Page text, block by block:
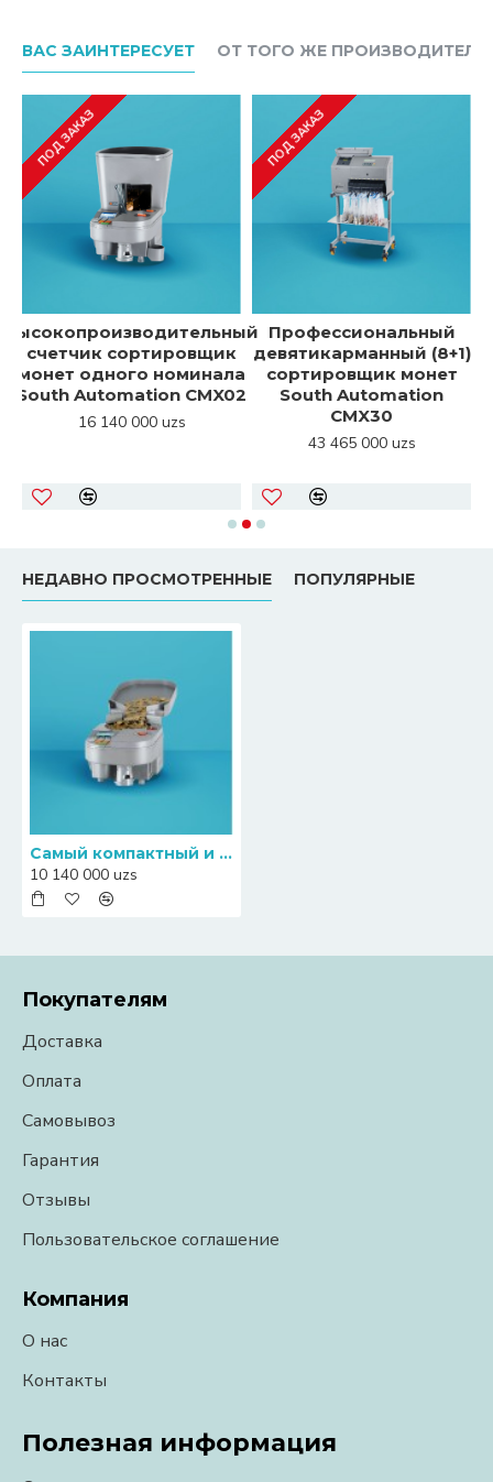
ВАС ЗАИНТЕРЕСУЕТ ОТ ТОГО ЖЕ ПРОИЗВОДИТЕЛЯ
ПОД ЗАКАЗ
Высокопроизводительный
счетчик сортировщик
монет одного номинала
South Automation CMX02
16 140 000 uzs
ПОД ЗАКАЗ
Профессиональный
девятикарманный (8+1)
сортировщик монет
South Automation
CMX30
43 465 000 uzs
НЕДАВНО ПРОСМОТРЕННЫЕ ПОПУЛЯРНЫЕ
Самый компактный и быстрый счетчик сортировщик монет одного номинала South Automation CMX01
10 140 000 uzs
Покупателям
Доставка
Оплата
Самовывоз
Гарантия
Отзывы
Пользовательское соглашение
Компания
О нас
Контакты
Полезная информация